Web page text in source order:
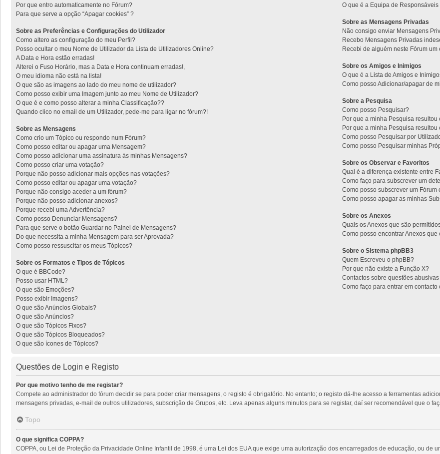
Por que entro automaticamente no Fórum?
Para que serve a opção “Apagar cookies” ?
Sobre as Preferências e Configurações do Utilizador
Como altero as configuração do meu Perfil?
Posso ocultar o meu Nome de Utilizador da Lista de Utilizadores Online?
A Data e Hora estão erradas!
Alterei o Fuso Horário, mas a Data e Hora continuam erradas!,
O meu idioma não está na lista!
O que são as imagens ao lado do meu nome de utilizador?
Como posso exibir uma Imagem junto ao meu Nome de Utilizador?
O que é e como posso alterar a minha Classificação??
Quando clico no email de um Utilizador, pede-me para ligar no fórum?!
Sobre as Mensagens
Como crio um Tópico ou respondo num Fórum?
Como posso editar ou apagar uma Mensagem?
Como posso adicionar uma assinatura às minhas Mensagens?
Como posso criar uma votação?
Porque não posso adicionar mais opções nas votações?
Como posso editar ou apagar uma votação?
Porque não consigo aceder a um fórum?
Porque não posso adicionar anexos?
Porque recebi uma Advertência?
Como posso Denunciar Mensagens?
Para que serve o botão Guardar no Painel de Mensagens?
Do que necessita a minha Mensagem para ser Aprovada?
Como posso ressuscitar os meus Tópicos?
Sobre os Formatos e Tipos de Tópicos
O que é BBCode?
Posso usar HTML?
O que são Emoções?
Posso exibir Imagens?
O que são Anúncios Globais?
O que são Anúncios?
O que são Tópicos Fixos?
O que são Tópicos Bloqueados?
O que são ícones de Tópicos?
O que é a Equipa de Responsáveis
Sobre as Mensagens Privadas
Não consigo enviar Mensagens
Recebo Mensagens Privadas
Recebi de alguém neste Fórum
Sobre os Amigos e Inimigos
O que é a Lista de Amigos e
Como posso Adicionar/apagar de
Sobre a Pesquisa
Como posso Pesquisar?
Por que a minha Pesquisa
Por que a minha Pesquisa
Como posso Pesquisar por
Como posso Pesquisar minhas
Sobre os Observar e Favoritos
Qual é a diferença existente entre
Como faço para subscrever um
Como posso subscrever um Fórum
Como posso apagar as minhas
Sobre os Anexos
Quais os Anexos que são
Como posso encontrar Anexos que
Sobre o Sistema phpBB3
Quem Escreveu o phpBB?
Por que não existe a Função X?
Contactos sobre questões
Como faço para entrar em
Questões de Login e Registo
Por que motivo tenho de me registar?
Compete ao administrador do fórum decidir se para poder criar mensagens, o registo é obrigatório. No entanto; o registo dá-lhe acesso a ferramentas
mensagens privadas, e-mail de outros utilizadores, subscrição de Grupos, etc. Leva apenas alguns minutos para se registar, daí ser recomendável que o
Topo
O que significa COPPA?
COPPA, ou Lei de Proteção da Privacidade Online Infantil de 1998, é uma Lei dos EUA que exige uma autorização dos encarregados de educação, ou de